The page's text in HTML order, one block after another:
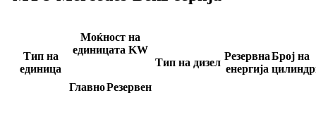
Тип на
единица
Моќност на
единицата KW
Тип на дизел
Резервна
енергија
Број на
ГлавноРезервен